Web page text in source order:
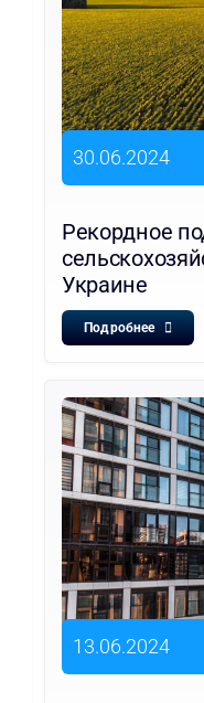
30.06.2024
Рекордное
Украине
Подробнее
13.06.2024